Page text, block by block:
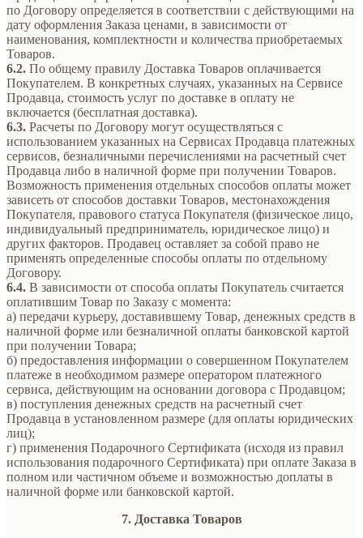
по Договору определяется в соответствии с действующими на
дату оформления Заказа ценами, в зависимости от
наименования, комплектности и количества приобретаемых
Товаров.
6.2. По общему правилу Доставка Товаров оплачивается
Покупателем. В конкретных случаях, указанных на Сервисе
Продавца, стоимость услуг по доставке в оплату не
включается (бесплатная доставка).
6.3. Расчеты по Договору могут осуществляться с
использованием указанных на Сервисах Продавца платежных
сервисов, безналичными перечислениями на расчетный счет
Продавца либо в наличной форме при получении Товаров.
Возможность применения отдельных способов оплаты может
зависеть от способов доставки Товаров, местонахождения
Покупателя, правового статуса Покупателя (физическое лицо,
индивидуальный предприниматель, юридическое лицо) и
других факторов. Продавец оставляет за собой право не
применять определенные способы оплаты по отдельному
Договору.
6.4. В зависимости от способа оплаты Покупатель считается
оплатившим Товар по Заказу с момента:
а) передачи курьеру, доставившему Товар, денежных средств в
наличной форме или безналичной оплаты банковской картой
при получении Товара;
б) предоставления информации о совершенном Покупателем
платеже в необходимом размере оператором платежного
сервиса, действующим на основании договора с Продавцом;
в) поступления денежных средств на расчетный счет
Продавца в установленном размере (для оплаты юридических
лиц);
г) применения Подарочного Сертификата (исходя из правил
использования подарочного Сертификата) при оплате Заказа в
полном или частичном объеме и возможностью доплаты в
наличной форме или банковской картой.
7. Доставка Товаров